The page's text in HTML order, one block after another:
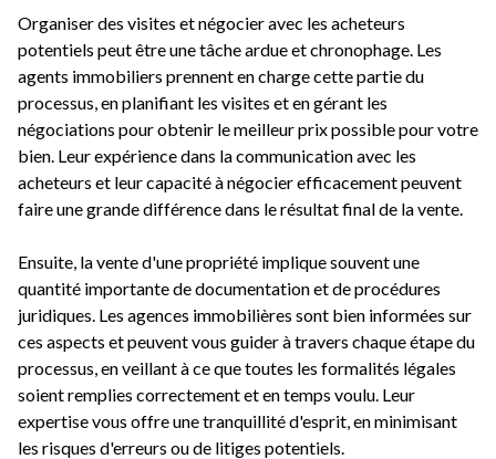
Organiser des visites et négocier avec les acheteurs
potentiels peut être une tâche ardue et chronophage. Les
agents immobiliers prennent en charge cette partie du
processus, en planifiant les visites et en gérant les
négociations pour obtenir le meilleur prix possible pour votre
bien. Leur expérience dans la communication avec les
acheteurs et leur capacité à négocier efficacement peuvent
faire une grande différence dans le résultat final de la vente.
Ensuite, la vente d'une propriété implique souvent une
quantité importante de documentation et de procédures
juridiques. Les agences immobilières sont bien informées sur
ces aspects et peuvent vous guider à travers chaque étape du
processus, en veillant à ce que toutes les formalités légales
soient remplies correctement et en temps voulu. Leur
expertise vous offre une tranquillité d'esprit, en minimisant
les risques d'erreurs ou de litiges potentiels.